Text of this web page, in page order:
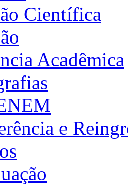
Científica
Acadêmica
e